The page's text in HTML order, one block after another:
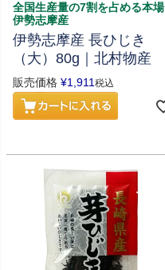
全国生産量の7割を占める本場
伊勢志摩産
伊勢志摩産 長ひじき
（大）80g｜北村物産
販売価格 ¥1,911税込